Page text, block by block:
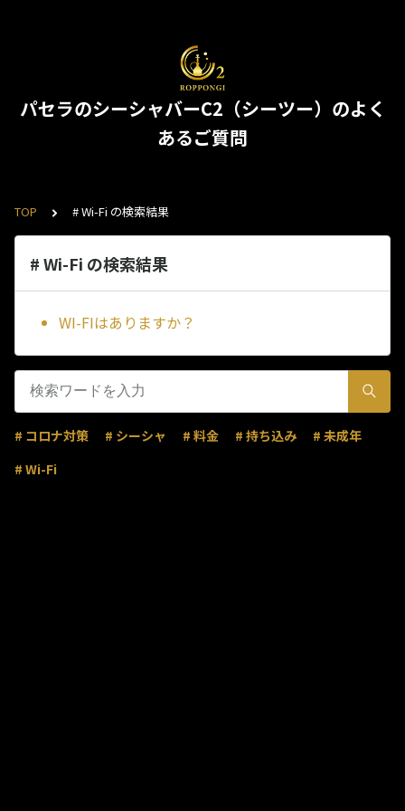
パセラのシーシャバーC2（シーツー）のよく
あるご質問
TOP # Wi-Fi の検索結果
# Wi-Fi の検索結果
WI-FIはありますか？
# コロナ対策 # シーシャ # 料金 # 持ち込み
# 未成年
# Wi-Fi